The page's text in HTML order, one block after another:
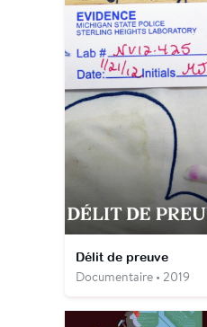
Délit de preuve
Documentaire • 2019